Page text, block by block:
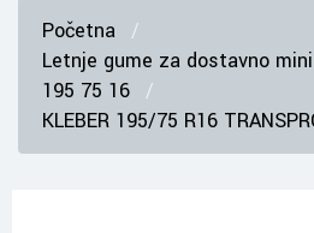
Početna
Letnje gume za dostavno
195 75 16
KLEBER 195/75 R16